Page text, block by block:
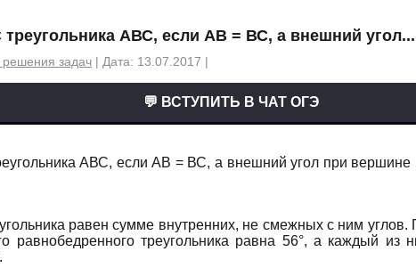
треугольника АВС, если АВ = ВС, а внешний угол...
задач | Дата: 13.07.2017 |
💬 ВСТУПИТЬ В ЧАТ ОГЭ
АВС, если АВ = ВС, а внешний угол при вершине
равен сумме внутренних, не смежных с ним углов.
равнобедренного треугольника равна 56°, а каждый из